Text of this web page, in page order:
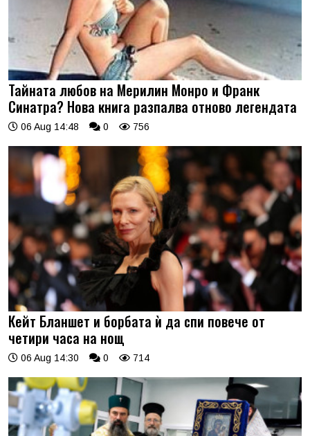
Тайната любов на Мерилин Монро и Франк
Синатра? Нова книга разпалва отново легендата
06 Aug 14:48 0 756
Кейт Бланшет и борбата ѝ да спи повече от
четири часа на нощ
06 Aug 14:30 0 714